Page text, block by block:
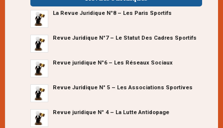
La Revue Juridique N°8 – Les Paris Sportifs
Revue Juridique N°7 – Le Statut Des Cadres Sportifs
Revue juridique N°6 – Les Réseaux Sociaux
Revue Juridique N° 5 – Les Associations Sportives
Revue juridique N° 4 – La Lutte Antidopage